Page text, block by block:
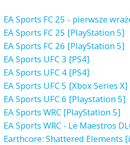
EA Sports FC 25 - pierwsze
EA Sports FC 25 [PlayStation 5]
EA Sports FC 26 [PlayStation 5]
EA Sports UFC 3 [PS4]
EA Sports UFC 4 [PS4]
EA Sports UFC 5 [Xbox Series X]
EA Sports UFC 6 [Playstation 5]
EA Sports WRC [PlayStation 5]
EA Sports WRC - Le Maestros
Earthcore: Shattered Elements